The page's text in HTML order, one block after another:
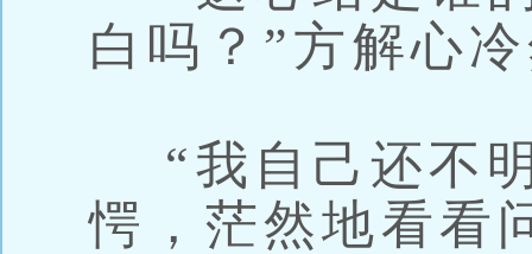
白吗？”方解心
“我自己还不
愕，茫然地看看